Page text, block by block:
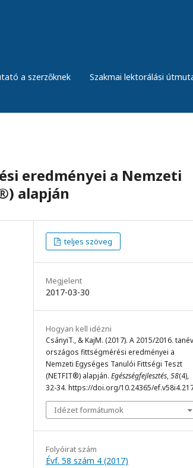
a szerzőknek Szakmai lektorálási
eredményei a Nemzeti
alapján
teljes szöveg
Megjelent
2017-03-30
Hogyan kell idézni
CsányiT., & KajM. (2017). A 2015/2016. tanév
országos fittségmérési eredményei a
Nemzeti Egységes Tanulói Fittségi Teszt
(NETFIT®) alapján. Egészségfejlesztés,58(4),
32-34. https://doi.org/10.24365/
Idézet formátumok
Folyóirat szám
Évf. 58 szám 4 (2017)